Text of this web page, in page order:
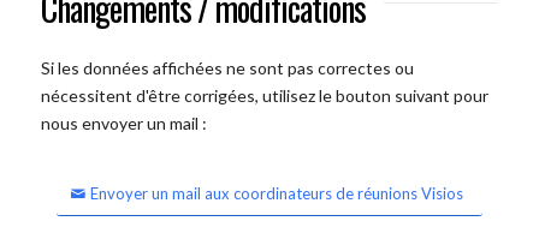
Si les données affichées ne sont pas correctes ou
nécessitent d'être corrigées, utilisez le bouton suivant pour
nous envoyer un mail :
Envoyer un mail aux coordinateurs de réunions Visios